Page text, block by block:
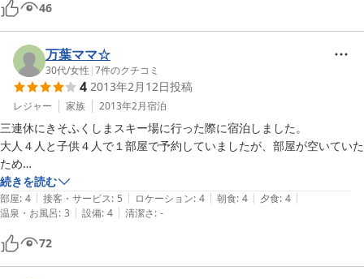
また機会があったら利用したいお宿です。
46
万葉ママ☆
30代/女性 |7件のクチコミ
4 2013年2月12日投稿
レジャー 家族 2013年2月宿泊
三連休にきそふくしまスキー場に行った際に宿泊しました。
大人４人と子供４人で１部屋で予約していましたが、部屋が空いていた
ため
２部屋に分けて下さいました。
食事は子供たちは予約しませんでしたが、大人の分だけで十分な量でし
た。
とうじそばが美味しかったです。
朝食にも子供たちにジュースを用意して下さったり、デザートがあった
続きを読む
部屋: 4 | 接客・サービス: 5 | ロケーション: 4 | 朝食: 4 | 夕食: 4 |
温泉・お風呂: 3 | 設備: 4 | 清潔さ: -
72